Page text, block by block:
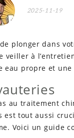
2025-11-19
plonger dans
à
eau propre et
au traitement
tout aussi
Voici un guide